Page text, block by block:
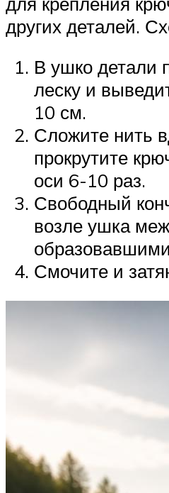
других деталей.
В ушко детали
леску и
10 см.
Сложите нить
прокрутите
оси 6-10 раз.
Свободный
возле ушка
Смочите и